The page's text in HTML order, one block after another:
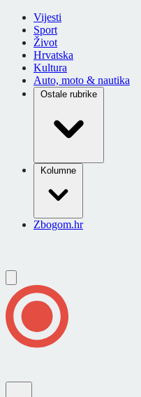
Vijesti
Sport
Život
Hrvatska
Kultura
Auto, moto & nautika
Ostale rubrike
Kolumne
Zbogom.hr